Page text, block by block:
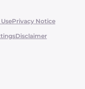
Privacy Notice
Disclaimer